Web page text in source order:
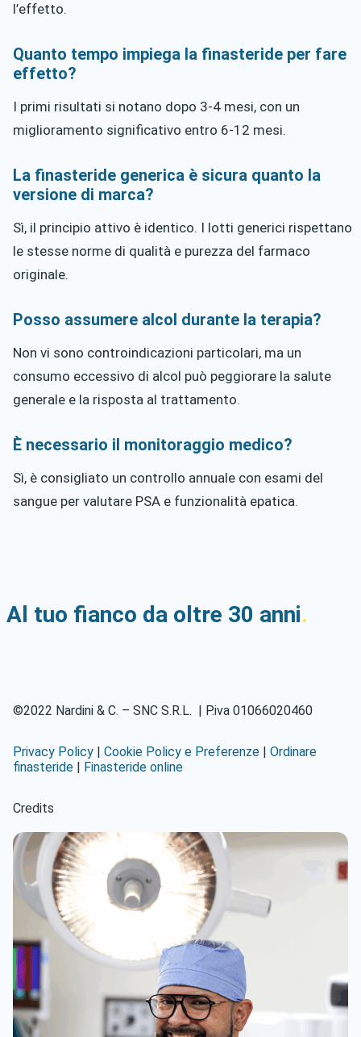
l’effetto.
Quanto tempo impiega la finasteride per fare
effetto?
I primi risultati si notano dopo 3-4 mesi, con un
miglioramento significativo entro 6-12 mesi.
La finasteride generica è sicura quanto la
versione di marca?
Sì, il principio attivo è identico. I lotti generici rispettano
le stesse norme di qualità e purezza del farmaco
originale.
Posso assumere alcol durante la terapia?
Non vi sono controindicazioni particolari, ma un
consumo eccessivo di alcol può peggiorare la salute
generale e la risposta al trattamento.
È necessario il monitoraggio medico?
Sì, è consigliato un controllo annuale con esami del
sangue per valutare PSA e funzionalità epatica.
Al tuo fianco da oltre 30 anni.
©2022 Nardini & C. – SNC S.R.L. | P.iva 01066020460
Privacy Policy Cookie Policy e Preferenze
Ordinare
finasteride
Finasteride online
Credits